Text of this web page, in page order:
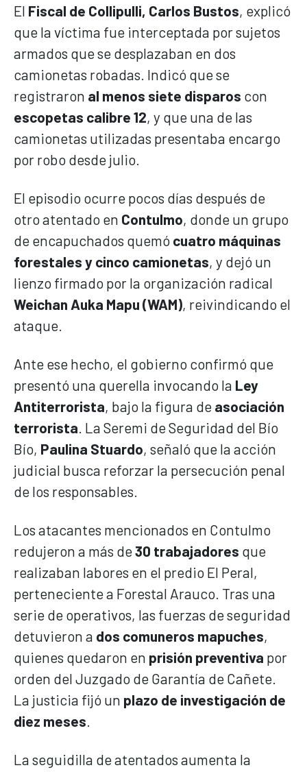
El Fiscal de Collipulli, Carlos Bustos, explicó
que la víctima fue interceptada por sujetos
armados que se desplazaban en dos
camionetas robadas. Indicó que se
registraron al menos siete disparos con
escopetas calibre 12, y que una de las
camionetas utilizadas presentaba encargo
por robo desde julio.
El episodio ocurre pocos días después de
otro atentado en Contulmo, donde un grupo
de encapuchados quemó cuatro máquinas
forestales y cinco camionetas, y dejó un
lienzo firmado por la organización radical
Weichan Auka Mapu (WAM), reivindicando el
ataque.
Ante ese hecho, el gobierno confirmó que
presentó una querella invocando la Ley
Antiterrorista, bajo la figura de asociación
terrorista . La Seremi de Seguridad del Bío
Bío, Paulina Stuardo, señaló que la acción
judicial busca reforzar la persecución penal
de los responsables.
Los atacantes mencionados en Contulmo
redujeron a más de30 trabajadores que
realizaban labores en el predio El Peral,
perteneciente a Forestal Arauco. Tras una
serie de operativos, las fuerzas de seguridad
detuvieron a dos comuneros mapuches,
quienes quedaron en prisión preventiva por
orden del Juzgado de Garantía de Cañete.
La justicia fijó un plazo de investigación de
diez meses
La seguidilla de atentados aumenta la